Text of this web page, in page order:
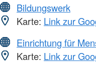
Bildungswerk
Karte: Link zur
Einrichtung für
Karte: Link zur